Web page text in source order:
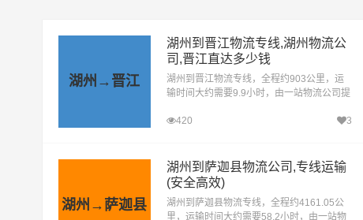
湖州→晋江
湖州到晋江物流专线,湖州物流公
司,晋江直达多少钱
湖州到晋江物流专线，全程约903公里，运
输时间大约需要9.9小时，由一站物流公司提
江(全境)，为企业、工厂、贸易商以及个人
420 3
湖州→萨迦县
湖州到萨迦县物流公司,专线运输
(安全高效)
湖州到萨迦县物流专线，全程约4161.05公
里，运输时间大约需要58.2小时，由一站物